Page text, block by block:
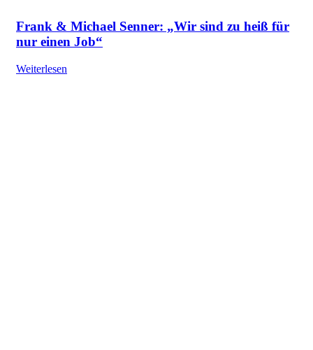
Frank & Michael Senner: „Wir sind zu heiß für
nur einen Job“
Weiterlesen